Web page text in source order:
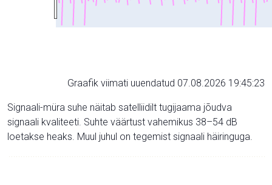
Graafik viimati uuendatud 07.08.2026 19:45:23
Signaali-müra suhe näitab satelliidilt tugijaama jõudva
signaali kvaliteeti. Suhte väärtust vahemikus 38–54 dB
loetakse heaks. Muul juhul on tegemist signaali häiringuga.